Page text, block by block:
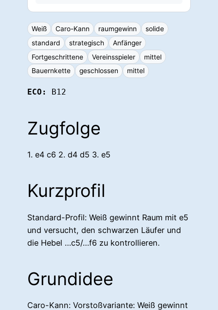
Weiß Caro-Kann raumgewinn
solide
standard
strategisch
Anfänger
Fortgeschrittene
Vereinsspieler
mittel
Bauernkette
geschlossen mittel
ECO: B12
Zugfolge
1. e4 c6 2. d4 d5 3. e5
Kurzprofil
Standard-Profil: Weiß gewinnt Raum mit e5
und versucht, den schwarzen Läufer und
die Hebel …c5/…f6 zu kontrollieren.
Grundidee
Caro-Kann: Vorstoßvariante: Weiß gewinnt